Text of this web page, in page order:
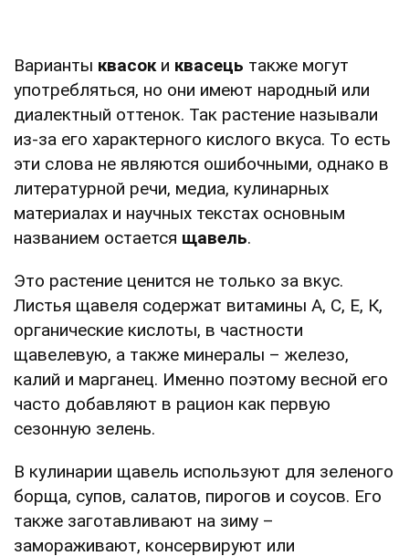
Варианты квасоки квасець также могут
употребляться, но они имеют народный или
диалектный оттенок. Так растение называли
из-за его характерного кислого вкуса. То есть
эти слова не являются ошибочными, однако в
литературной речи, медиа, кулинарных
материалах и научных текстах основным
названием остается щавель.
Это растение ценится не только за вкус.
Листья щавеля содержат витамины А, С, Е, К,
органические кислоты, в частности
щавелевую, а также минералы – железо,
калий и марганец. Именно поэтому весной его
часто добавляют в рацион как первую
сезонную зелень.
В кулинарии щавель используют для зеленого
борща, супов, салатов, пирогов и соусов. Его
также заготавливают на зиму –
замораживают, консервируют или